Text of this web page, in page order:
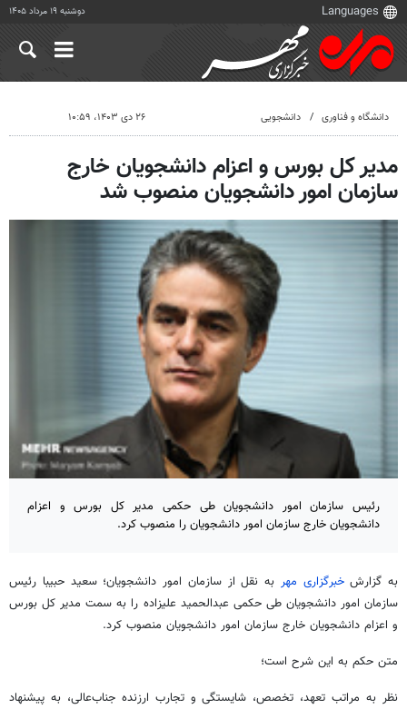
دوشنبه ۱۹ مرداد ۱۴۰۵
دانشگاه و فناوری دانشجویی ۲۶ دی ۱۴۰۳، ۱۰:۵۹
مدیر کل بورس و اعزام دانشجویان خارج
سازمان امور دانشجویان منصوب شد
رئیس سازمان امور دانشجویان طی حکمی مدیر کل بورس و اعزام
دانشجویان خارج سازمان امور دانشجویان را منصوب کرد.
به گزارشخبرگزاری مهر به نقل از سازمان امور دانشجویان؛ سعید حبیبا رئیس
سازمان امور دانشجویان طی حکمی عبدالحمید علیزاده را به سمت مدیر کل بورس
و اعزام دانشجویان خارج سازمان امور دانشجویان منصوب کرد.
متن حکم به این شرح است؛
نظر به مراتب تعهد، تخصص، شایستگی و تجارب ارزنده جناب‌عالی، به پیشنهاد